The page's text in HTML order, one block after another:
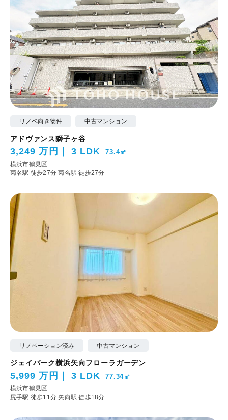
リノベ向き物件 中古マンション
アドヴァンス獅子ヶ谷
3,249 万円 3 LDK 73.4㎡
横浜市鶴見区
菊名駅 徒歩27分菊名駅 徒歩27分
リノベーション済み 中古マンション
ジェイパーク横浜矢向フローラガーデン
5,999 万円 3 LDK 77.34㎡
横浜市鶴見区
尻手駅 徒歩11分 矢向駅 徒歩18分